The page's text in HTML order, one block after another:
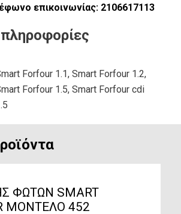
επικοινωνίας: 2106617113
Forfour 1.1, Smart Forfour 1.2,
Forfour 1.5, Smart Forfour cdi
ΦΩΤΩΝ SMART
ΜΟΝΤΕΛΟ 452